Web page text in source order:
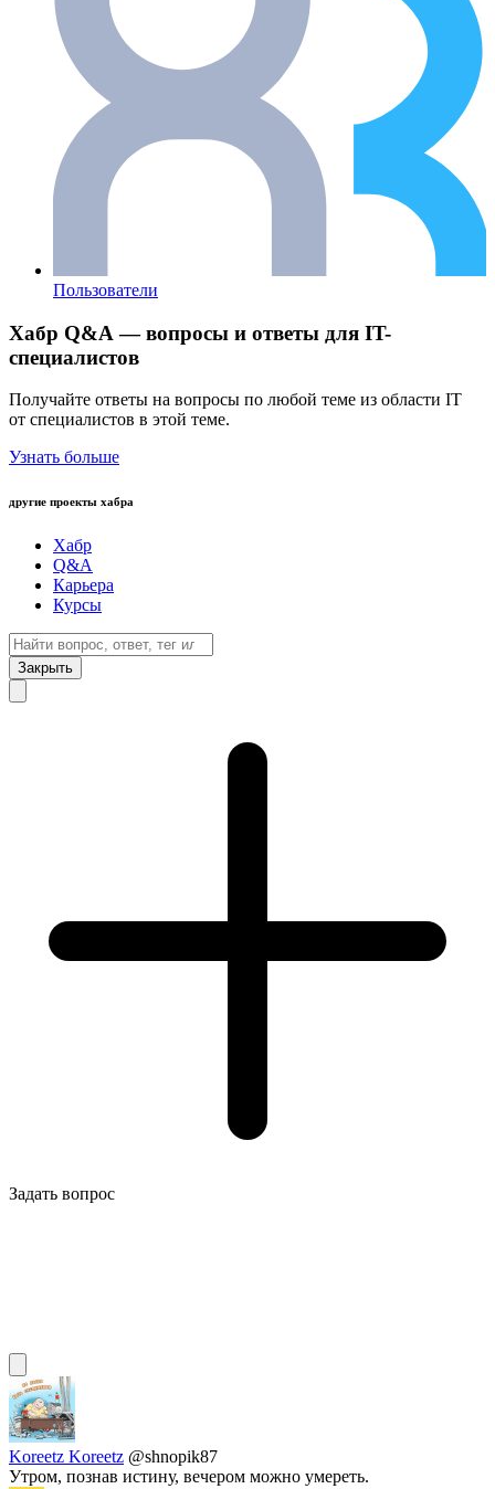
Пользователи
Хабр Q&A — вопросы и ответы для IT-
специалистов
Получайте ответы на вопросы по любой теме из области IT
от специалистов в этой теме.
Узнать больше
другие проекты хабра
Хабр
Q&A
Карьера
Курсы
Закрыть
Задать вопрос
Koreetz Koreetz @shnopik87
Утром, познав истину, вечером можно умереть.